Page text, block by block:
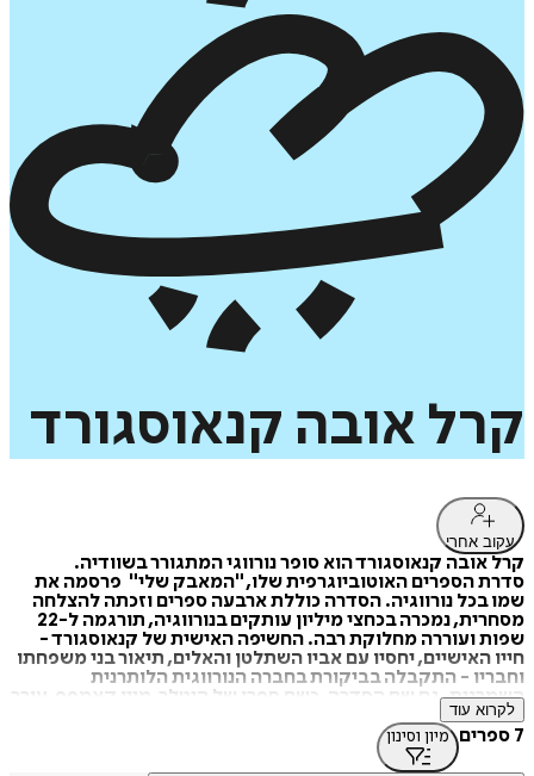
קרל אובה קנאוסגורד
עקוב אחרי
קרל אובה קנאוסגורד הוא סופר נורווגי המתגורר בשוודיה.
סדרת הספרים האוטוביוגרפית שלו, "המאבק שלי" פרסמה את
שמו בכל נורווגיה. הסדרה כוללת ארבעה ספרים וזכתה להצלחה
מסחרית, נמכרה בכחצי מיליון עותקים בנורווגיה, תורגמה ל-22
שפות ועוררה מחלוקת רבה. החשיפה האישית של קנאוסגורד -
חייו האישיים, יחסיו עם אביו השתלטן והאלים, תיאור בני משפחתו
וחבריו - התקבלה בביקורת בחברה הנורווגית הלותרנית
השמרנית. גם שם הסדרה, כשם ספרו של היטלר, מיין קאמפף, עורר
ביקורת.
לקרוא עוד
7 ספרים מיון וסינון